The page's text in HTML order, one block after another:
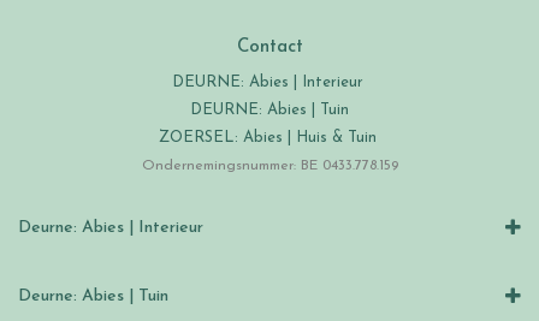
Contact
DEURNE: Abies | Interieur
DEURNE: Abies | Tuin
ZOERSEL: Abies | Huis & Tuin
Ondernemingsnummer: BE 0433.778.159
Deurne: Abies | Interieur
Deurne: Abies | Tuin